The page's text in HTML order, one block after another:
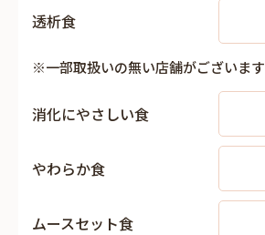
透析食
※一部取扱いの無い店舗がございます
消化にやさしい食
やわらか食
ムースセット食